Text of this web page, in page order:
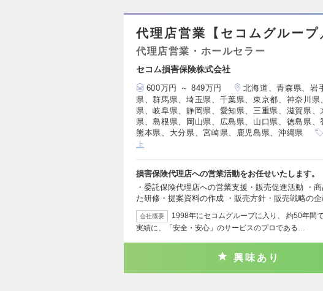
代理店営業【セコムグループ
代理店営業・ホールセラー
セコム損害保険株式会社
600万円 ～ 849万円
北海道、青森県、岩
県、群馬県、埼玉県、千葉県、東京都、神奈川
県、岐阜県、静岡県、愛知県、三重県、滋賀県
県、島根県、岡山県、広島県、山口県、徳島県
熊本県、大分県、宮崎県、鹿児島県、沖縄県
上
損害保険代理店への営業活動をお任せいたします。
・委託保険代理店への営業支援・販売促進活動 ・
た研修・提案資料の作成 ・販売方針・販売戦略の企
会社概要
1998年にセコムグループに入り、 約50年間
実績に、「安全・安心」のサービスのプロである…
興味あり